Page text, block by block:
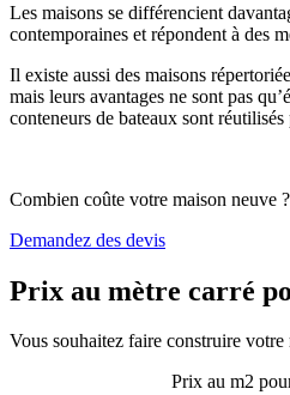
Les maisons se différencient
contemporaines et répondent à des
Il existe aussi des maisons
mais leurs avantages ne sont pas
conteneurs de bateaux sont
Combien coûte votre maison neuve ?
Demandez des devis
Prix au mètre carré
Vous souhaitez faire construire
Prix au m2